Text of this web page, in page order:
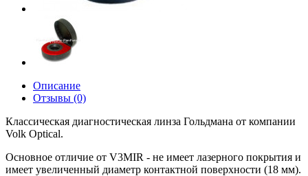
Описание
Отзывы (0)
Классическая диагностическая линза Гольдмана от компании
Volk Optical.
Основное отличие от V3MIR - не имеет лазерного покрытия и
имеет увеличенный диаметр контактной поверхности (18 мм).